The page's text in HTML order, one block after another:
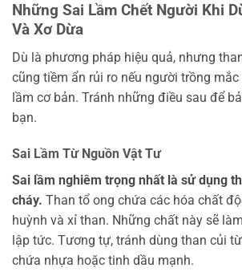
Những Sai Lầm Chết Người Khi
Và Xơ Dừa
Dù là phương pháp hiệu quả, nhưng
cũng tiềm ẩn rủi ro nếu người trồng
lầm cơ bản. Tránh những điều sau để
bạn.
Sai Lầm Từ Nguồn Vật Tư
Sai lầm nghiêm trọng nhất là sử dụng
cháy. Than tổ ong chứa các hóa chất
huỳnh và xỉ than. Những chất này sẽ
lập tức. Tương tự, tránh dùng than củi
chứa nhựa hoặc tinh dầu mạnh.